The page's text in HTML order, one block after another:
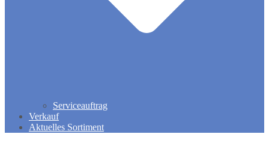
Serviceauftrag
Verkauf
Aktuelles Sortiment